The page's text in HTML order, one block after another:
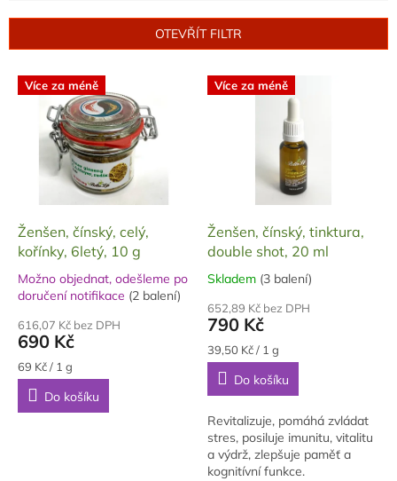
í
OTEVŘÍT FILTR
V
d
Více za méně
Ženšen, čínský, celý,
kořínky, 6letý, 10 g
Průměrné
produktu
je
z
Možno objednat, odešleme po
doručení notifikace (2 balení)
616,07 Kč bez DPH
690 Kč
Měrná
cena:
69 Kč / 1 g
Do košíku
Více za méně
Ženšen, čínský, tinktura,
double shot, 20 ml
Průměrné
produktu
je
5,0
z
hvězdiček.
Skladem (3 balení)
652,89 Kč bez DPH
790 Kč
Měrná
cena:
39,50 Kč / 1 g
Do košíku
Revitalizuje, pomáhá zvládat
stres, posiluje imunitu, vitalitu
a výdrž, zlepšuje paměť a
kognitívní funkce.